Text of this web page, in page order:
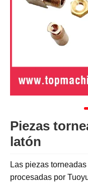
Piezas
latón
Las piezas
procesadas por